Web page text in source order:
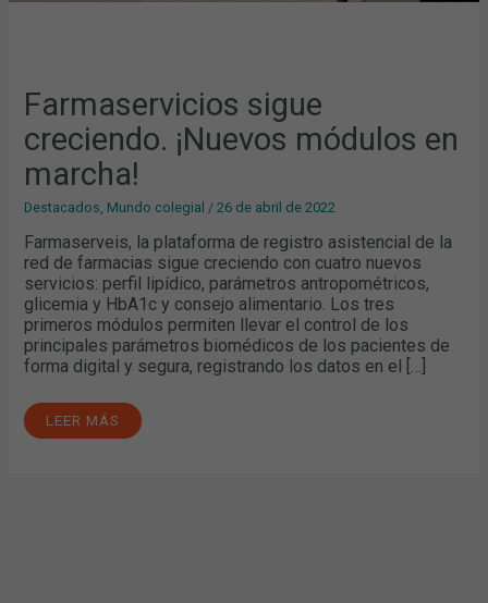
Farmaservicios sigue
creciendo. ¡Nuevos módulos en
marcha!
Destacados, Mundo colegial /26 de abril de 2022
Farmaserveis, la plataforma de registro asistencial de la
red de farmacias sigue creciendo con cuatro nuevos
servicios: perfil lipídico, parámetros antropométricos,
glicemia y HbA1c y consejo alimentario. Los tres
primeros módulos permiten llevar el control de los
principales parámetros biomédicos de los pacientes de
forma digital y segura, registrando los datos en el […]
LEER MÁS